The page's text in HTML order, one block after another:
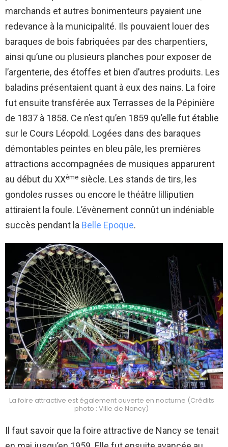
marchands et autres bonimenteurs payaient une
redevance à la municipalité. Ils pouvaient louer des
baraques de bois fabriquées par des charpentiers,
ainsi qu’une ou plusieurs planches pour exposer de
l’argenterie, des étoffes et bien d’autres produits. Les
baladins présentaient quant à eux des nains. La foire
fut ensuite transférée aux Terrasses de la Pépinière
de 1837 à 1858. Ce n’est qu’en 1859 qu’elle fut établie
sur le Cours Léopold. Logées dans des baraques
démontables peintes en bleu pâle, les premières
attractions accompagnées de musiques apparurent
au début du XXème siècle. Les stands de tirs, les
gondoles russes ou encore le théâtre lilliputien
attiraient la foule. L’évènement connût un indéniable
succès pendant la Belle Epoque.
La foire attractive est également ouverte en nocturne (Crédits
photo : Ville de Nancy)
Il faut savoir que la foire attractive de Nancy se tenait